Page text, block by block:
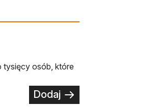
tysięcy osób, które
Dodaj